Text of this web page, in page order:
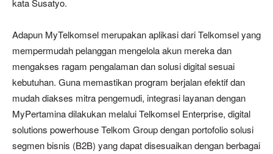
kata Susatyo.
Adapun MyTelkomsel merupakan aplikasi dari Telkomsel yang
mempermudah pelanggan mengelola akun mereka dan
mengakses ragam pengalaman dan solusi digital sesuai
kebutuhan. Guna memastikan program berjalan efektif dan
mudah diakses mitra pengemudi, integrasi layanan dengan
MyPertamina dilakukan melalui Telkomsel Enterprise, digital
solutions powerhouse Telkom Group dengan portofolio solusi
segmen bisnis (B2B) yang dapat disesuaikan dengan berbagai